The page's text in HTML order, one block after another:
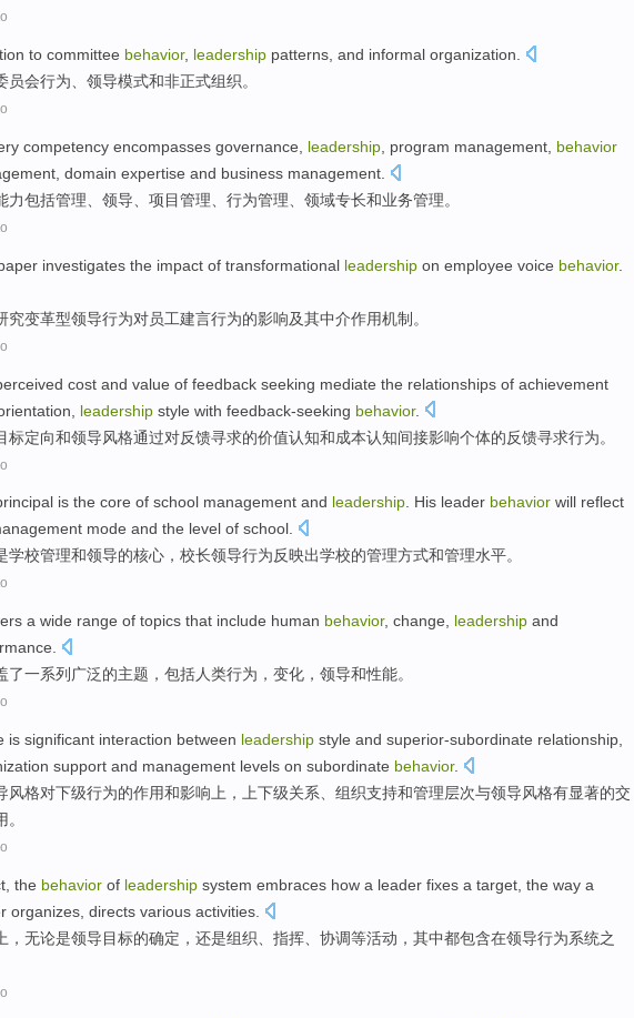
to committee behavior, leadership patterns and informal organization
员会行为 领导模式和非正式组织。
competency encompasses governance leadership program management behavior
domain expertise and business management.
力包括管理 领导 项目管理 行为管理、 领域专长和业务管理。
investigates the impact of transformational leadership on employee voice behavior.
究变革型领导行为对员工建言行为的影响及其中介作用机制。
cost and value of feedback seeking mediate the relationships of achievement
leadership style with feedback-seeking behavior.
标定向和领导风格通过对反馈寻求的价值认知和成本认知间接影响个体的反馈寻求行为。
is the core of school management and leadership. His leader behavior will reflect
mode and the level of school.
学校管理和领导的核心 ，校长领导行为反映出学校的管理方式和管理水平。
a wide range of topics that include human behavior, change leadership and
了一系列 广泛的主题 ， 包括人类行为 ， 变化 ， 领导和性能。
is significant interaction between leadership style and superior-subordinate relationship
support and management levels on subordinate behavior.
风格对下级行为的作用和影响上， 上下级关系 组织支持和管理层次与领导风格有显著的交
, the behavior of leadership system embraces how a leader fixes a target , the way a
organizes directs various activities
，无论是领导目标的确定 ，还是组织 指挥 、协调等活动 ，其中都包含在领导行为系统之